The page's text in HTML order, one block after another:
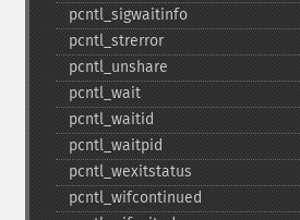
pcntl_​sigwaitinfo
pcntl_​strerror
pcntl_​unshare
pcntl_​wait
pcntl_​waitid
pcntl_​waitpid
pcntl_​wexitstatus
pcntl_​wifcontinued